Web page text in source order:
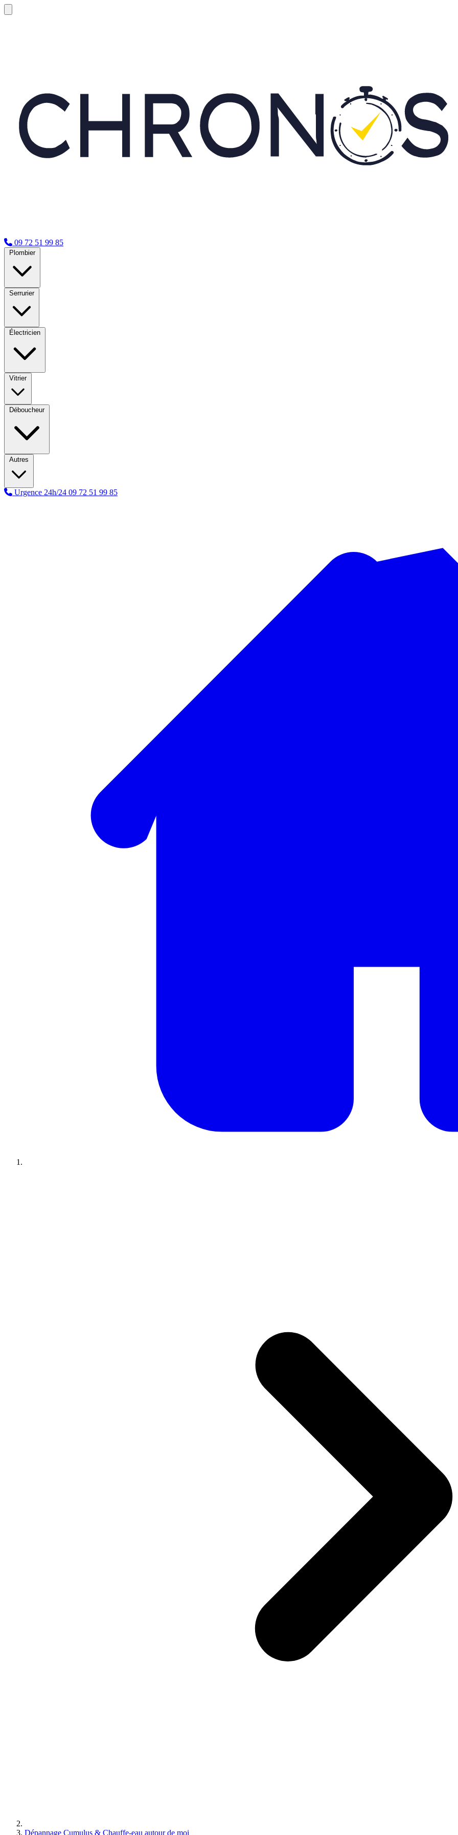
09 72 51 99 85
Plombier
Serrurier
Électricien
Vitrier
Déboucheur
Autres
Urgence 24h/24 09 72 51 99 85
Dépannage Cumulus & Chauffe-eau autour de moi